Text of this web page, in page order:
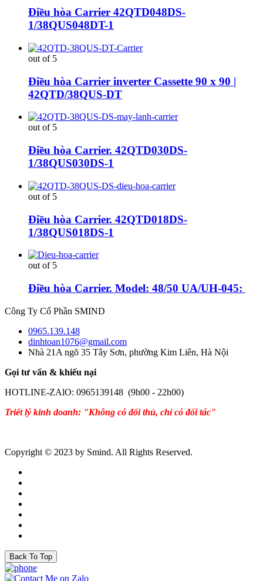
Điều hòa Carrier 42QTD048DS-
1/38QUS048DT-1
out of 5
Điều hòa Carrier inverter Cassette 90 x 90 |
42QTD/38QUS-DT
out of 5
Điều hòa Carrier. 42QTD030DS-
1/38QUS030DS-1
out of 5
Điều hòa Carrier. 42QTD018DS-
1/38QUS018DS-1
out of 5
Điều hòa Carrier. Model: 48/50 UA/UH-045:
Công Ty Cổ Phần SMIND
0965.139.148
dinhtoan1076@gmail.com
Nhà 21A ngõ 35 Tây Sơn, phường Kim Liên, Hà Nội
Gọi tư vấn & khiếu nại
HOTLINE-ZAlO: 0965139148 (9h00 - 22h00)
Triết lý kinh doanh: "Không có đối thủ, chỉ có đối tác"
Copyright © 2023 by Smind. All Rights Reserved.
Back To Top